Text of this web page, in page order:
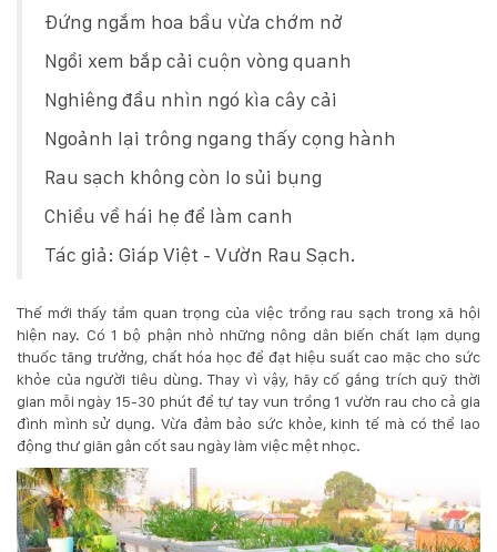
THUẬT
TRỒNG
ẢNH
HỆ
Hotline
:
0931.914.968
Đứng ngắm hoa bầu vừa chớm nở
Ngồi xem bắp cải cuộn vòng quanh
Nghiêng đầu nhìn ngó kìa cây cải
Ngoảnh lại trông ngang thấy cọng hành
Rau sạch không còn lo sủi bụng
Chiều về hái hẹ để làm canh
Tác giả: Giáp Việt - Vườn Rau Sạch.
Thế mới thấy tầm quan trọng của việc trồng rau sạch trong xã hội
hiện nay. Có 1 bộ phận nhỏ những nông dân biến chất lạm dụng
thuốc tăng trưởng, chất hóa học để đạt hiệu suất cao mặc cho sức
khỏe của người tiêu dùng. Thay vì vậy, hãy cố gắng trích quỹ thời
gian mỗi ngày 15-30 phút để tự tay vun trồng 1 vườn rau cho cả gia
đình mình sử dụng. Vừa đảm bảo sức khỏe, kinh tế mà có thể lao
động thư giãn gân cốt sau ngày làm việc mệt nhọc.